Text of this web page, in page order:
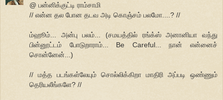
@ பன்னிக்குட்டி ராம்சாமி
// என்ன தல போன தடவ அடி கொஞ்சம் பலமோ....? //
ம்ஹூம்... அன்பு பலம்... (சமயத்தில் ரங்க்ஸ் அனானியா வந்து
பின்னூட்டம் போடுறாராம்... Be Careful... நான் என்னைச்
சொன்னேன்...)
// மத்த படங்கள்லேயும் சொல்லிக்கிறா மாதிரி அப்படி ஒண்ணும்
தெரியலீங்களே? //